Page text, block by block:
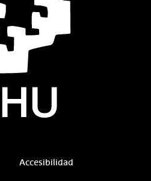
Accesibilidad